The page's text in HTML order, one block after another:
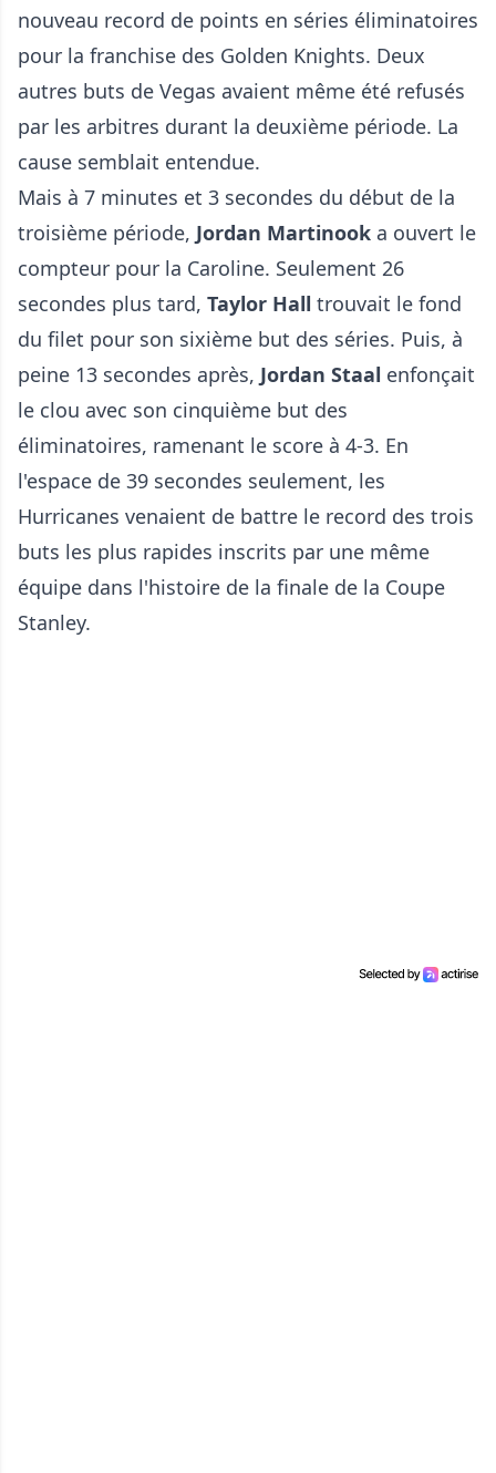
nouveau record de points en séries éliminatoires
pour la franchise des Golden Knights. Deux
autres buts de Vegas avaient même été refusés
par les arbitres durant la deuxième période. La
cause semblait entendue.
Mais à 7 minutes et 3 secondes du début de la
troisième période, Jordan Martinook a ouvert le
compteur pour la Caroline. Seulement 26
secondes plus tard, Taylor Hall trouvait le fond
du filet pour son sixième but des séries. Puis, à
peine 13 secondes après, Jordan Staal enfonçait
le clou avec son cinquième but des
éliminatoires, ramenant le score à 4-3. En
l'espace de 39 secondes seulement, les
Hurricanes venaient de battre le record des trois
buts les plus rapides inscrits par une même
équipe dans l'histoire de la finale de la Coupe
Stanley.